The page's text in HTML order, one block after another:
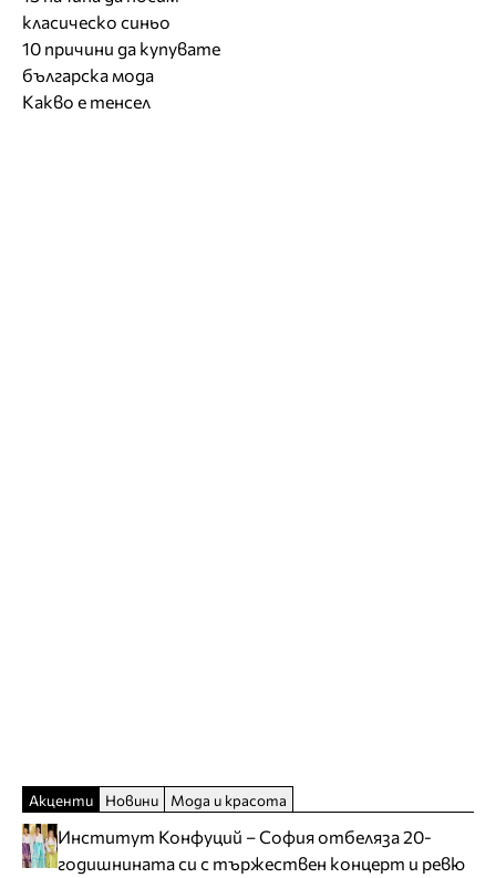
класическо синьо
10 причини да купувате
българска мода
Какво е тенсел
Акценти Новини Мода и красота
Институт Конфуций – София отбеляза 20-
годишнината си с тържествен концерт и ревю